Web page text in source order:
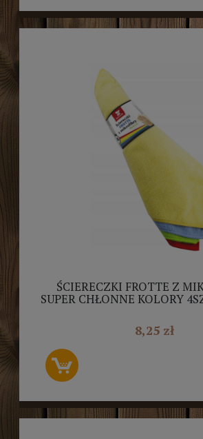
ŚCIERECZKI FROTTE Z
SUPER CHŁONNE KOLORY
8,25 zł